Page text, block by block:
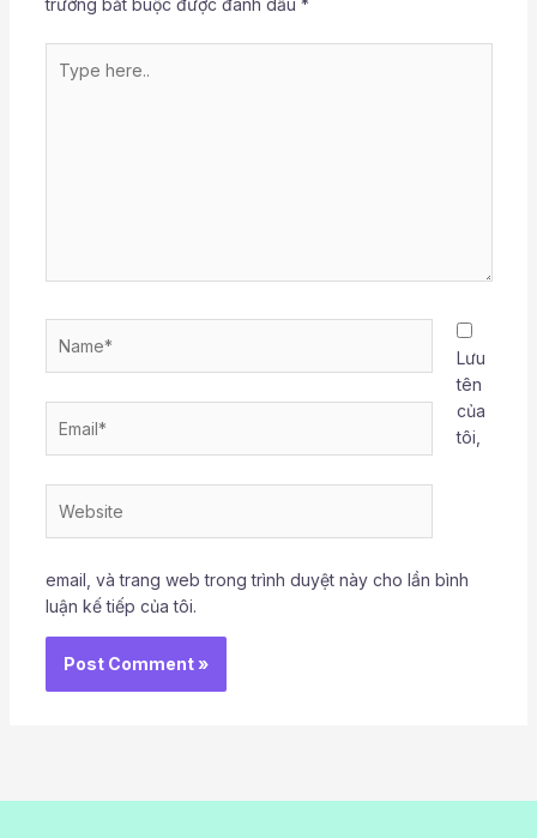
trường bắt buộc được đánh dấu *
here..
Lưu
tên
của
tôi,
email, và trang web trong trình duyệt này cho lần bình
luận kế tiếp của tôi.